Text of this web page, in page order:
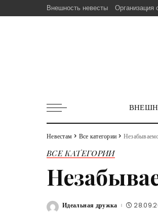
Внешность невесты Организация
Невестам > Все категории >
ВСЕ КАТЕГОРИИ
Posted
Идеальная дружка